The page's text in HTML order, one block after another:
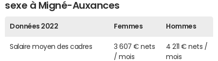
sexe à Migné-Auxances
Données 2022 Femmes Hommes
Salaire moyen des cadres
3 607 € nets
/ mois
4 211 € nets /
mois